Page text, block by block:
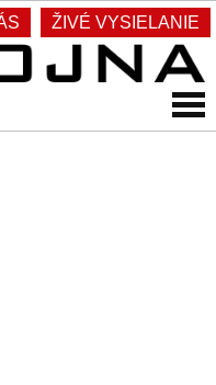
ŽIVÉ VYSIELANIE